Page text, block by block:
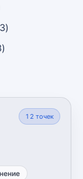
12 точек